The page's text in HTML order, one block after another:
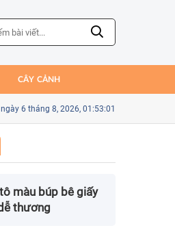
CÂY CẢNH
của Kim Seung-gyu trong trận gặp Mexico
6 tháng 8, 2026, 01:53:02
màu búp bê giấy
thương